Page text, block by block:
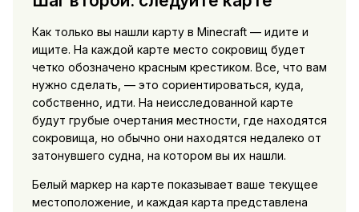
Как только вы нашли карту в Minecraft — идите и
ищите. На каждой карте место сокровищ будет
четко обозначено красным крестиком. Все, что вам
нужно сделать, — это сориентироваться, куда,
собственно, идти. На неисследованной карте
будут грубые очертания местности, где находятся
сокровища, но обычно они находятся недалеко от
затонувшего судна, на котором вы их нашли.
Белый маркер на карте показывает ваше текущее
местоположение, и каждая карта представлена